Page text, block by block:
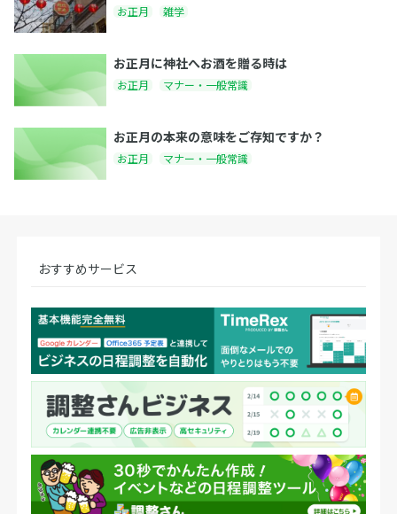
お正月 雑学
お正月に神社へお酒を贈る時は
お正月 マナー・一般常識
お正月の本来の意味をご存知ですか？
お正月 マナー・一般常識
おすすめサービス